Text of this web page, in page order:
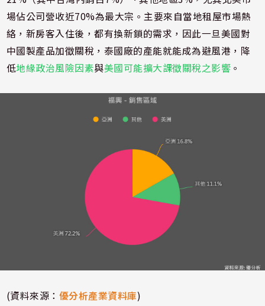
場佔公司營收近70%為最大宗。主要來自當地租屋市場熱
絡，新房客入住後，都有換新鎖的需求，因此一旦美國對
中國製產品加徵關稅，泰國廠的產能就能成為避風港，降
低地緣政治風險因素與美國可能擴大課徵關稅之影響 。
(資料來源： 優分析產業資料庫)